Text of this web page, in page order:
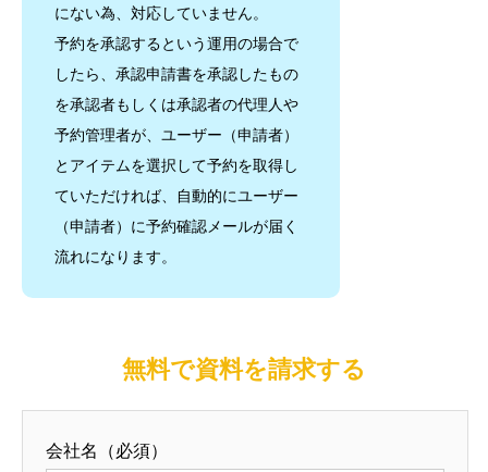
にない為、対応していません。
予約を承認するという運用の場合で
したら、承認申請書を承認したもの
を承認者もしくは承認者の代理人や
予約管理者が、ユーザー（申請者）
とアイテムを選択して予約を取得し
ていただければ、自動的にユーザー
（申請者）に予約確認メールが届く
流れになります。
無料で資料を請求する
会社名（必須）